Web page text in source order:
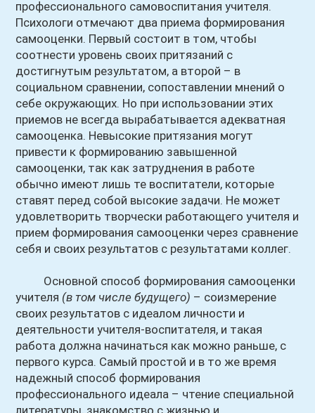
профессионального самовоспитания учителя.
Психологи отмечают два приема формирования
самооценки. Первый состоит в том, чтобы
соотнести уровень своих притязаний с
достигнутым результатом, а второй – в
социальном сравнении, сопоставлении мнений о
себе окружающих. Но при использовании этих
приемов не всегда вырабатывается адекватная
самооценка. Невысокие притязания могут
привести к формированию завышенной
самооценки, так как затруднения в работе
обычно имеют лишь те воспитатели, которые
ставят перед собой высокие задачи. Не может
удовлетворить творчески работающего учителя и
прием формирования самооценки через сравнение
себя и своих результатов с результатами коллег.
Основной способ формирования самооценки
учителя (в том числе будущего) – соизмерение
своих результатов с идеалом личности и
деятельности учителя-воспитателя, и такая
работа должна начинаться как можно раньше, с
первого курса. Самый простой и в то же время
надежный способ формирования
профессионального идеала – чтение специальной
литературы, знакомство с жизнью и